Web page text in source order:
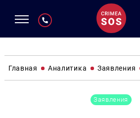
Главная Аналитика Заявления
Заявления